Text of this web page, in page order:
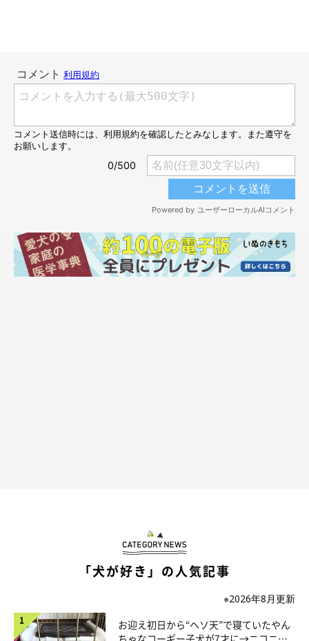
飼い主さん：
「お迎え当時のモカはなかなかヘソ天をしてくれず、私たちは
日、モカが急におなかを出してヘソ天で寝始めたんです。
急いで写真を撮りましたが、カメラのカシャッという音で起きて
なんとなくのイメージで、「コーギーはヘソ天ばかりするものだ
と勝手に思っていた（笑）」という飼い主さんご家族。モカちゃ
んの初ヘソ天を見たときは、嬉しい気持ちでいっぱいだったよう
念願だったコーギーとの暮らしがスタート
「犬が好き」の人気記事
※2026年8月更新
お迎え初日から“ヘソ天”で寝ていたやん